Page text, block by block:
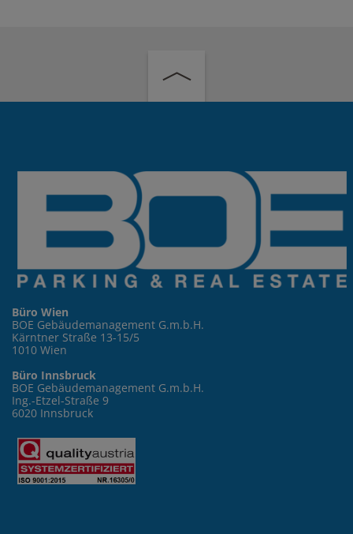
Büro Wien
BOE Gebäudemanagement G.m.b.H.
Kärntner Straße 13-15/5
1010 Wien
Büro Innsbruck
BOE Gebäudemanagement G.m.b.H.
Ing.-Etzel-Straße 9
6020 Innsbruck